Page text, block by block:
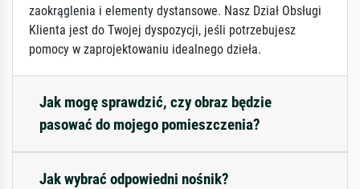
zaokrąglenia i elementy dystansowe. Nasz Dział Obsługi
Klienta jest do Twojej dyspozycji, jeśli potrzebujesz
pomocy w zaprojektowaniu idealnego dzieła.
Jak mogę sprawdzić, czy obraz będzie
pasować do mojego pomieszczenia?
Jak wybrać odpowiedni nośnik?